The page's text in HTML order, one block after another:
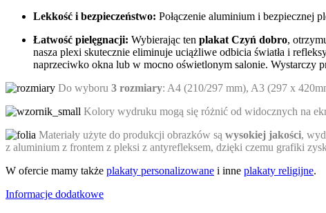
Lekkość i bezpieczeństwo: Połączenie aluminium i bezpiecznej
Łatwość pielęgnacji: Wybierając ten plakat Czyń dobro,
nasza plexi skutecznie eliminuje uciążliwe odbicia światła i
naprzeciwko okna lub w mocno oświetlonym salonie. Wystarczy
Do wyboru 3 rozmiary: A4 (210/297 mm), A3 (297 x
Kolory wydruku mogą się różnić od widocznych na
Materiały użyte do produkcji obrazków są wysokiej jakości,
z aluminium z frontem z pleksi z antyrefleksem, dzięki czemu grafiki
W ofercie mamy także plakaty personalizowane i inne plakaty religijne.
Informacje dodatkowe